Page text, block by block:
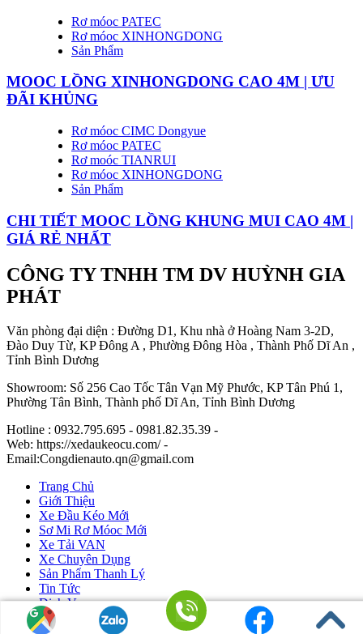
Rơ móoc PATEC
Rơ móoc XINHONGDONG
Sản Phẩm
MOOC LỒNG XINHONGDONG CAO 4M | ƯU
ĐÃI KHỦNG
Rơ móoc CIMC Dongyue
Rơ móoc PATEC
Rơ moóc TIANRUI
Rơ móoc XINHONGDONG
Sản Phẩm
CHI TIẾT MOOC LỒNG KHUNG MUI CAO 4M |
GIÁ RẺ NHẤT
CÔNG TY TNHH TM DV HUỲNH GIA
PHÁT
Văn phòng đại diện : Đường D1, Khu nhà ở Hoàng Nam 3-2D,
Đào Duy Từ, KP Đông A , Phường Đông Hòa , Thành Phố Dĩ An ,
Tỉnh Bình Dương
Showroom: Số 256 Cao Tốc Tân Vạn Mỹ Phước, KP Tân Phú 1,
Phường Tân Bình, Thành phố Dĩ An, Tỉnh Bình Dương
Hotline : 0932.795.695 - 0981.82.35.39 -
Web: https://xedaukeocu.com/ -
Email:Congdienauto.qn@gmail.com
Trang Chủ
Giới Thiệu
Xe Đầu Kéo Mới
Sơ Mi Rơ Móoc Mới
Xe Tải VAN
Xe Chuyên Dụng
Sản Phẩm Thanh Lý
Tin Tức
Dịch Vụ
Liên Hệ